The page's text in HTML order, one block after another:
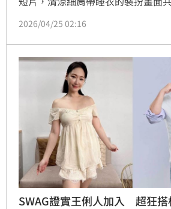
布王俐人今晚7點將以「特別嘉賓」
運動服健身的短片，影片觀看數至
呼：「真的要噴鼻血了！」蔡維歆
2026/04/25 02:16
SWAG證實王俐人加入 超狂搭